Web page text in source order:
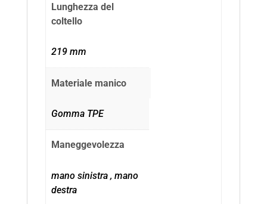
Lunghezza del
coltello
219 mm
Materiale manico
Gomma TPE
Maneggevolezza
mano sinistra , mano
destra